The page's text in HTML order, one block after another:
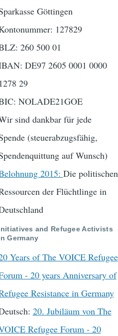
Göttingen
127829
260 500 01
DE97 2605 0001 0000
1278 29
NOLADE21GOE
sind dankbar für jede
(steuerabzugsfähig,
auf Wunsch)
2015: Die politischen
der Flüchtlinge in
and Refugee Activists
Germany
Years of The VOICE Refugee
- 20 years Anniversary of
Resistance in Germany
20. Jubiläum von The
Refugee Forum - 20